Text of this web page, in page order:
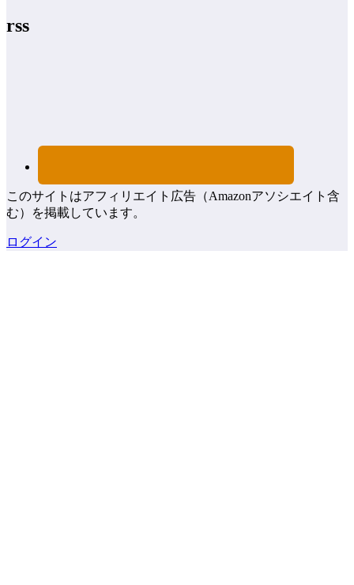
rss
このサイトはアフィリエイト広告（Amazonアソシエイト含
む）を掲載しています。
ログイン